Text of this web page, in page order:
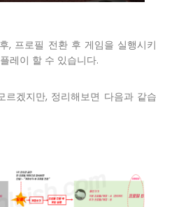
, 프로필 전환 후 게임을 실행시키
레이 할 수 있습니다.
르겠지만, 정리해보면 다음과 같습